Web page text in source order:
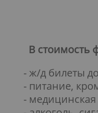
В стоимость
- ж/д билеты
- питание,
- медицинская